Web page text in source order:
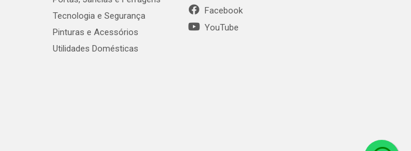
Tecnologia e Segurança
Pinturas e Acessórios
Utilidades Domésticas
Facebook
YouTube